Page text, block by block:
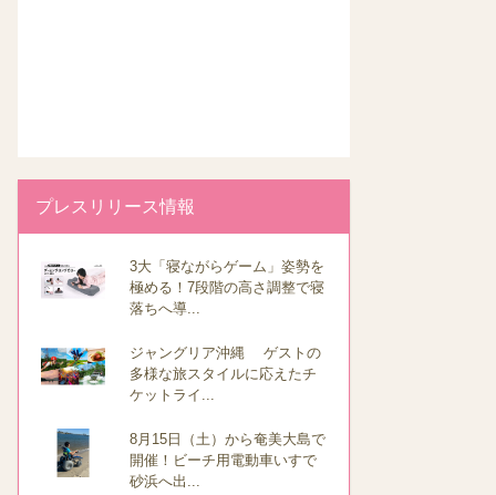
プレスリリース情報
3大「寝ながらゲーム」姿勢を
極める！7段階の高さ調整で寝
落ちへ導...
ジャングリア沖縄 ゲストの
多様な旅スタイルに応えたチ
ケットライ...
8月15日（土）から奄美大島で
開催！ビーチ用電動車いすで
砂浜へ出...